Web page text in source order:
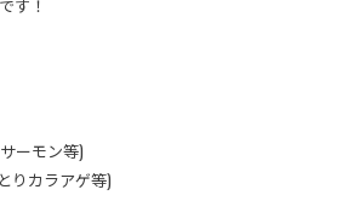
す！
ーモン等)
りカラアゲ等)